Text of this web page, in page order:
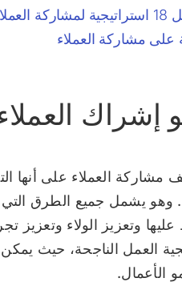
على مشاركة العملاء
إشراك
مشاركة العملاء على أنها
وهو يشمل جميع الطرق التي
وتعزيز الولاء وتعزيز
العمل الناجحة، حيث
الأعمال.